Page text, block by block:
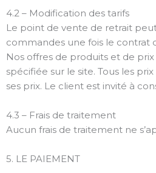
4.2 – Modification des tarifs
Le point de vente de retrait
commandes une fois le contrat
Nos offres de produits et de
spécifiée sur le site. Tous les
ses prix. Le client est invité à
4.3 – Frais de traitement
Aucun frais de traitement ne
5. LE PAIEMENT